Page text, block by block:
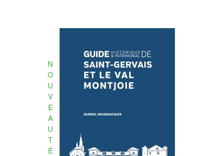
N
O
U
V
E
A
U
T
É